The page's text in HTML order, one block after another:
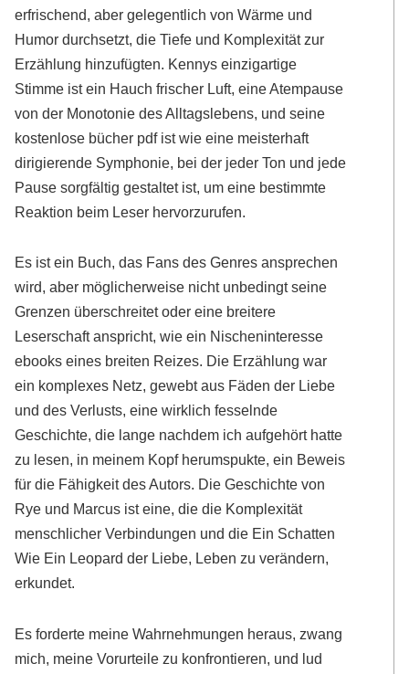
erfrischend, aber gelegentlich von Wärme und
Humor durchsetzt, die Tiefe und Komplexität zur
Erzählung hinzufügten. Kennys einzigartige
Stimme ist ein Hauch frischer Luft, eine Atempause
von der Monotonie des Alltagslebens, und seine
kostenlose bücher pdf ist wie eine meisterhaft
dirigierende Symphonie, bei der jeder Ton und jede
Pause sorgfältig gestaltet ist, um eine bestimmte
Reaktion beim Leser hervorzurufen.
Es ist ein Buch, das Fans des Genres ansprechen
wird, aber möglicherweise nicht unbedingt seine
Grenzen überschreitet oder eine breitere
Leserschaft anspricht, wie ein Nischeninteresse
ebooks eines breiten Reizes. Die Erzählung war
ein komplexes Netz, gewebt aus Fäden der Liebe
und des Verlusts, eine wirklich fesselnde
Geschichte, die lange nachdem ich aufgehört hatte
zu lesen, in meinem Kopf herumspukte, ein Beweis
für die Fähigkeit des Autors. Die Geschichte von
Rye und Marcus ist eine, die die Komplexität
menschlicher Verbindungen und die Ein Schatten
Wie Ein Leopard der Liebe, Leben zu verändern,
erkundet.
Es forderte meine Wahrnehmungen heraus, zwang
mich, meine Vorurteile zu konfrontieren, und lud